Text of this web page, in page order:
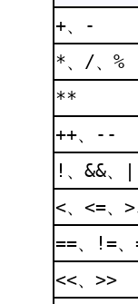
+、-
*、/、%
**
++、--
!、&&、
<、<=、
==、!=
<<、>>